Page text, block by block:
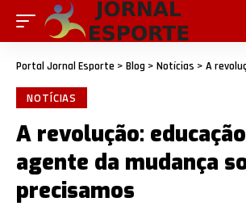
Portal Jornal Esporte > Blog > Notícias > A revolução:
NOTÍCIAS
A revolução:
agente da mudança
precisamos